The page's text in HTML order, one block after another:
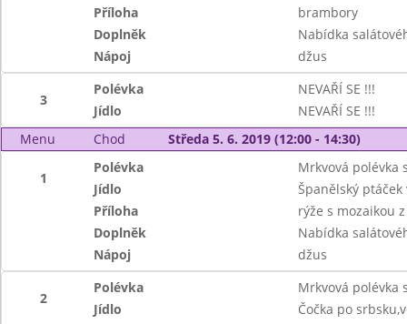
Příloha
brambory
Doplněk
Nabídka
Nápoj
džus
3
Polévka
NEVAŘÍ SE !!!
Jídlo
NEVAŘÍ SE !!!
Menu
Chod Středa 5. 6. 2019 (12:00 - 14:30)
1
Polévka
Mrkvová polévka
Jídlo
Španělský
Příloha
rýže s mozaikou
Doplněk
Nabídka
Nápoj
džus
2
Polévka
Mrkvová polévka
Jídlo
Čočka po